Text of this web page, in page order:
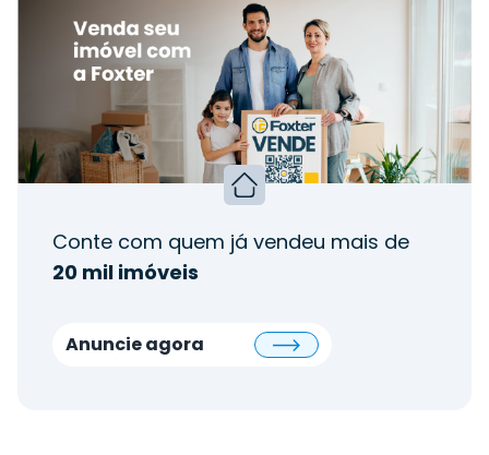
Conte com quem já vendeu mais de
20 mil imóveis
Anuncie agora